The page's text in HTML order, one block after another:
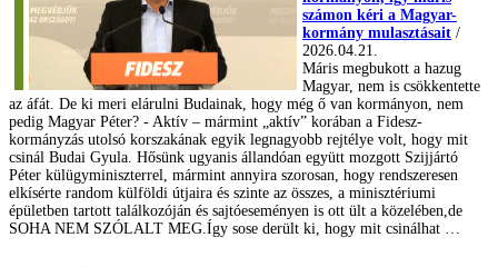
számon kéri a Magyar-
kormány mulasztásait /
2026.04.21.
Máris megbukott a hazug
Magyar, nem is csökkentette
az áfát. De ki meri elárulni Budainak, hogy még ő van kormányon, nem
pedig Magyar Péter? - Aktív – mármint „aktív” korában a Fidesz-
kormányzás utolsó korszakának egyik legnagyobb rejtélye volt, hogy mit
csinál Budai Gyula. Hősünk ugyanis állandóan együtt mozgott Szijjártó
Péter külügyminiszterrel, mármint annyira szorosan, hogy rendszeresen
elkísérte random külföldi útjaira és szinte az összes, a minisztériumi
épületben tartott találkozóján és sajtóeseményen is ott ült a közelében,de
SOHA NEM SZÓLALT MEG.Így sose derült ki, hogy mit csinálhat …